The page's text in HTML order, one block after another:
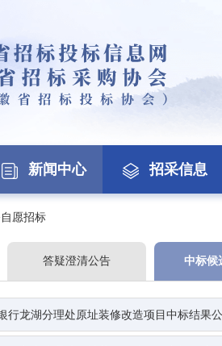
新闻中心 招采信息
愿招标
答疑澄清公告 中标候
行龙湖分理处原址装修改造项目中标结果